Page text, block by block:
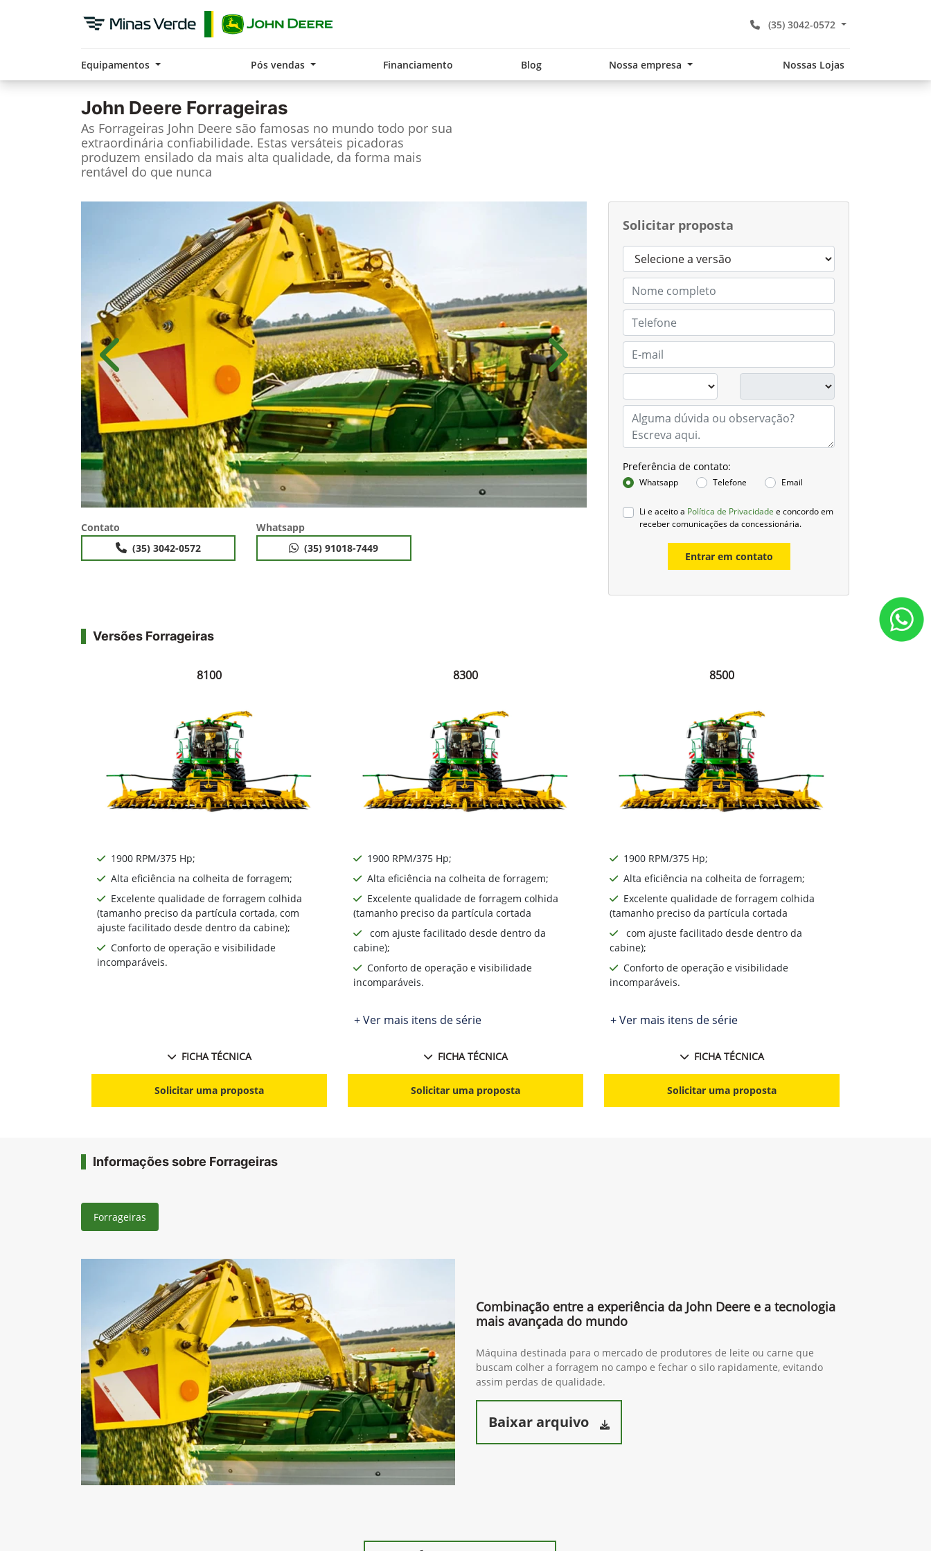
(35) 3042-0572
Equipamentos Pós vendas Financiamento Blog Nossa empresa Nossas Lojas
John Deere Forrageiras
As Forrageiras John Deere são famosas no mundo todo por sua
extraordinária confiabilidade. Estas versáteis picadoras
produzem ensilado da mais alta qualidade, da forma mais
rentável do que nunca
Solicitar proposta
Preferência de contato:
Whatsapp Telefone Email
Li e aceito a Política de Privacidade e concordo em
receber comunicações da concessionária.
Entrar em contato
Anterior Próximo
Contato
(35) 3042-0572
Whatsapp
(35) 91018-7449
Versões Forrageiras
8100
1900 RPM/375 Hp;
Alta eficiência na colheita de forragem;
Excelente qualidade de forragem colhida
(tamanho preciso da partícula cortada, com
ajuste facilitado desde dentro da cabine);
Conforto de operação e visibilidade
incomparáveis.
FICHA TÉCNICA
Solicitar uma proposta
8300
1900 RPM/375 Hp;
Alta eficiência na colheita de forragem;
Excelente qualidade de forragem colhida
(tamanho preciso da partícula cortada
com ajuste facilitado desde dentro da
cabine);
Conforto de operação e visibilidade
incomparáveis.
+ Ver mais itens de série
FICHA TÉCNICA
Solicitar uma proposta
8500
1900 RPM/375 Hp;
Alta eficiência na colheita de forragem;
Excelente qualidade de forragem colhida
(tamanho preciso da partícula cortada
com ajuste facilitado desde dentro da
cabine);
Conforto de operação e visibilidade
incomparáveis.
+ Ver mais itens de série
FICHA TÉCNICA
Solicitar uma proposta
Informações sobre Forrageiras
Forrageiras
Combinação entre a experiência da John Deere e a tecnologia
mais avançada do mundo
Máquina destinada para o mercado de produtores de leite ou carne que
buscam colher a forragem no campo e fechar o silo rapidamente, evitando
assim perdas de qualidade.
Baixar arquivo